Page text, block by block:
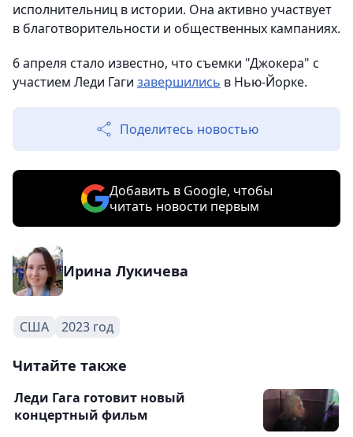
исполнительниц в истории. Она активно участвует
в благотворительности и общественных кампаниях.
6 апреля стало известно, что съемки "Джокера" с
участием Леди Гаги завершились в Нью-Йорке.
Поделитесь новостью
Добавить в Google, чтобы
читать новости первым
Ирина Лукичева
США 2023 год
Читайте также
Леди Гага готовит новый
концертный фильм